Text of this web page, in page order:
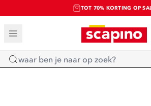
TOT 70% KORTING OP
SALE: LAATSTE KANS!
SHOP NIEUW
Home